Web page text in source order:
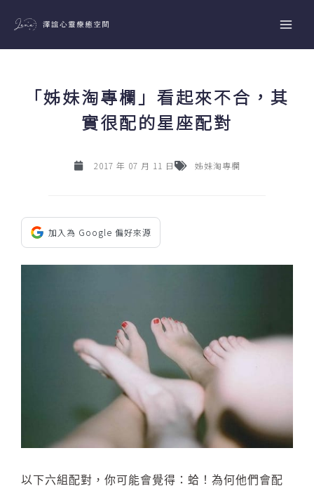
主
「姊妹淘專欄」看起來不合，其
實很配的星座配對
2017 年 07 月 11 日 姊妹淘專欄
加入為 Google 偏好來源
以下六組配對，你可能會覺得：蛤！為何他們會配